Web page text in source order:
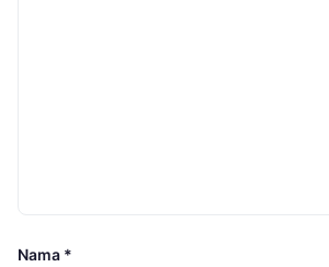
Nama *